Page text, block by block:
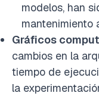
modelos, han
mantenimiento
Gráficos
cambios en la
tiempo de
la